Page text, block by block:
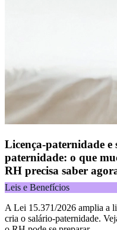
Licença-paternidade e
paternidade: o que
RH precisa saber
Leis e Benefícios
A Lei 15.371/2026 amplia a
cria o salário-paternidade.